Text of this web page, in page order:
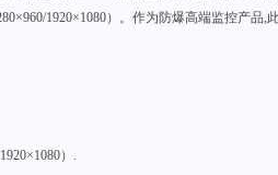
1920×1080）。作为防爆高端监控产品
）.